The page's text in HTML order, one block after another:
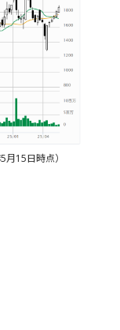
15日時点）